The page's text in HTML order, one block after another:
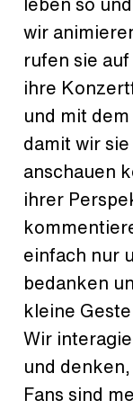
wir
rufen sie
ihre
und mit
damit wir
anschauen
ihrer
einfach nur
bedanken
kleine
Wir
und
Fans sind